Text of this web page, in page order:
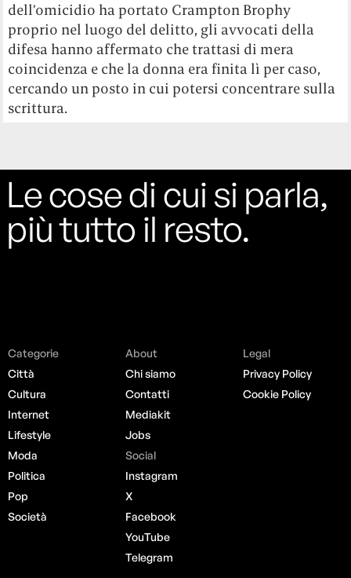
dell’omicidio ha portato Crampton Brophy
proprio nel luogo del delitto, gli avvocati della
difesa hanno affermato che trattasi di mera
coincidenza e che la donna era finita lì per caso,
cercando un posto in cui potersi concentrare sulla
scrittura.
Le cose di cui si parla,
più tutto il resto.
Categorie
Città
Cultura
Internet
Lifestyle
Moda
Politica
Pop
Società
About
Chi siamo
Contatti
Mediakit
Jobs
Social
Instagram
X
Facebook
YouTube
Telegram
Legal
Privacy Policy
Cookie Policy